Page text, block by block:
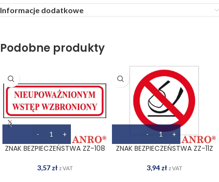
Informacje dodatkowe
Podobne produkty
ZNAK BEZPIECZEŃSTWA ZZ-108
3,57 zł z VAT
ZNAK BEZPIECZEŃSTWA ZZ-11Z
3,94 zł z VAT